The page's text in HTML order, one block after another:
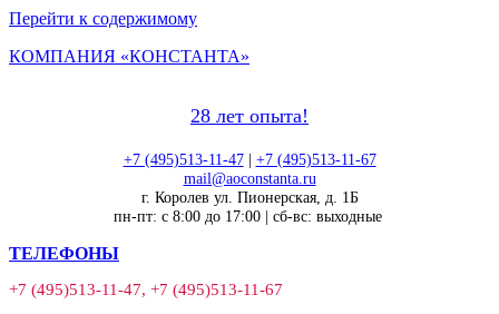
Перейти к содержимому
КОМПАНИЯ «КОНСТАНТА»
28 лет опыта!
+7 (495)513-11-47| +7 (495)513-11-67
mail@aoconstanta.ru
г. Королев ул. Пионерская, д. 1Б
пн-пт: с 8:00 до 17:00 | сб-вс: выходные
ТЕЛЕФОНЫ
+7 (495)513-11-47, +7 (495)513-11-67